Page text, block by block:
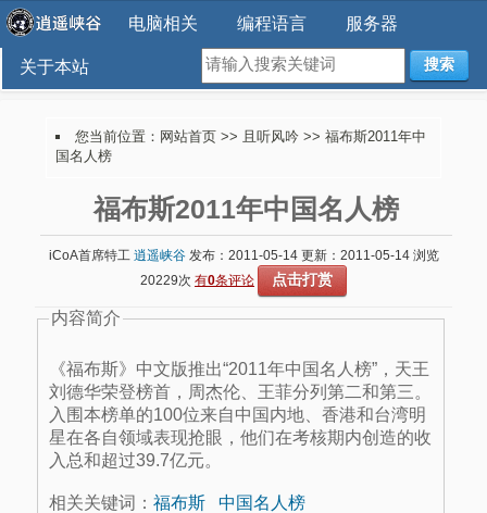
电脑相关 编程语言 服务器
关于本站 搜索
您当前位置： 网站首页 >> 且听风吟 >> 福布斯2011年中
国名人榜
福布斯2011年中国名人榜
iCoA首席特工 逍遥峡谷发布：2011-05-14 更新：2011-05-14 浏览
20229次 有0条评论 点击打赏
内容简介
《福布斯》中文版推出“2011年中国名人榜”，天王
刘德华荣登榜首，周杰伦、王菲分列第二和第三。
入围本榜单的100位来自中国内地、香港和台湾明
星在各自领域表现抢眼，他们在考核期内创造的收
入总和超过39.7亿元。
相关关键词： 福布斯 中国名人榜